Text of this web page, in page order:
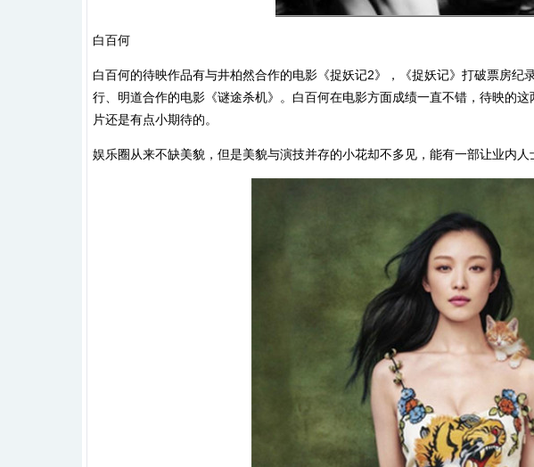
白百何
白百何的待映作品有与井柏然合作的电影《捉妖记2》，《捉妖记》打破票房纪
行、明道合作的电影《谜途杀机》。白百何在电影方面成绩一直不错，待映的
片还是有点小期待的。
娱乐圈从来不缺美貌，但是美貌与演技并存的小花却不多见，能有一部让业内人